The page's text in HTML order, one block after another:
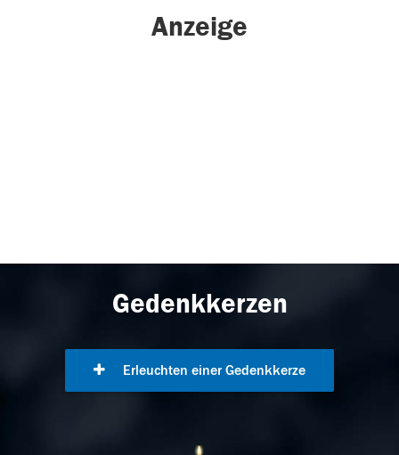
Anzeige
Gedenkkerzen
Erleuchten einer Gedenkkerze